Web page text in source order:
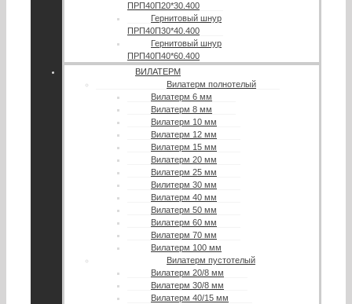
ПРП40П20*30.400
Гернитовый шнур
ПРП40П30*40.400
Гернитовый шнур
ПРП40П40*60.400
ВИЛАТЕРМ
Вилатерм полнотелый
Вилатерм 6 мм
Вилатерм 8 мм
Вилатерм 10 мм
Вилатерм 12 мм
Вилатерм 15 мм
Вилатерм 20 мм
Вилатерм 25 мм
Вилитерм 30 мм
Вилатерм 40 мм
Вилатерм 50 мм
Вилатерм 60 мм
Вилатерм 70 мм
Вилатерм 100 мм
Вилатерм пустотелый
Вилатерм 20/8 мм
Вилатерм 30/8 мм
Вилатерм 40/15 мм